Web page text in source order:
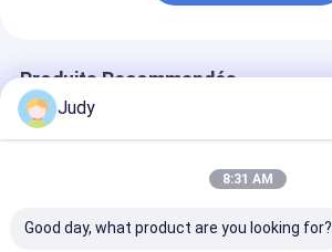
Produits Recommandés
Judy
8:31 AM
Good day, what product are you looking for?